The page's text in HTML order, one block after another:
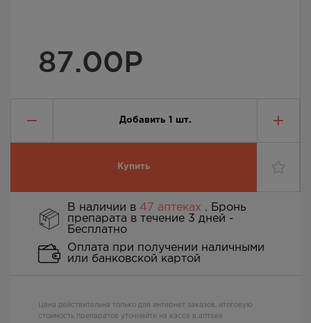
87.00Р
Добавить 1 шт.
Купить
В наличии в 47 аптеках . Бронь
препарата в течение 3 дней -
Бесплатно
Оплата при получении наличными
или банковской картой
Цена действительна только для интернет заказов, итоговую
стоимость препаратов уточняйте на кассе в аптеке